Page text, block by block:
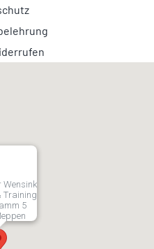
Wensink
Training
5